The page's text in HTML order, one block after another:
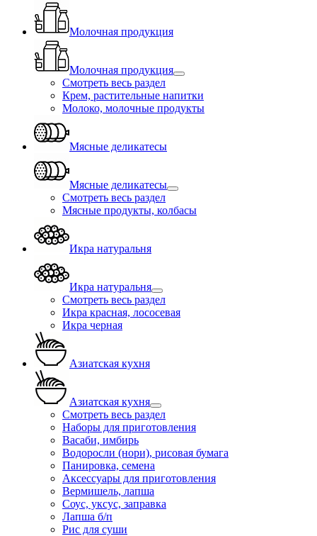
Молочная продукция
Молочная продукция
Смотреть весь раздел
Крем, растительные напитки
Молоко, молочные продукты
Мясные деликатесы
Мясные деликатесы
Смотреть весь раздел
Мясные продукты, колбасы
Икра натуральня
Икра натуральня
Смотреть весь раздел
Икра красная, лососевая
Икра черная
Азиатская кухня
Азиатская кухня
Смотреть весь раздел
Наборы для приготовления
Васаби, имбирь
Водоросли (нори), рисовая бумага
Панировка, семена
Аксессуары для приготовления
Вермишель, лапша
Соус, уксус, заправка
Лапша б/п
Рис для суши